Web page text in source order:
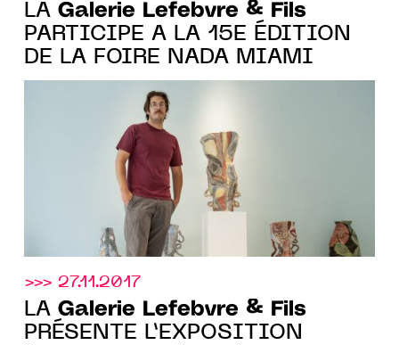
LA Galerie Lefebvre & Fils
PARTICIPE A LA 15E ÉDITION
DE LA FOIRE NADA MIAMI
>>> 27.11.2017
LA Galerie Lefebvre & Fils
PRÉSENTE L’EXPOSITION